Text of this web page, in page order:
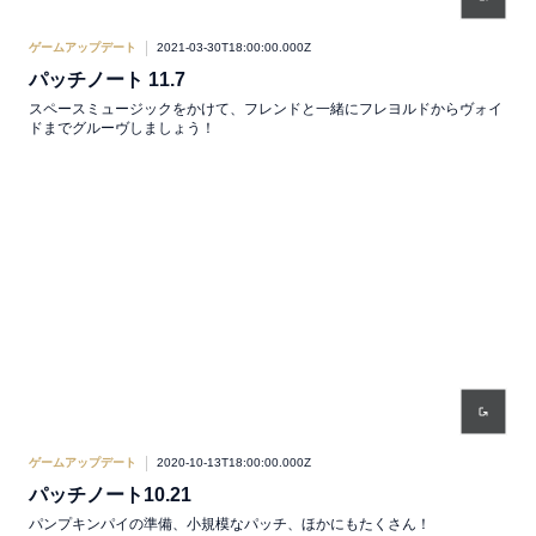
ゲームアップデート 2021-03-30T18:00:00.000Z
パッチノート 11.7
スペースミュージックをかけて、フレンドと一緒にフレヨルドからヴォイ
ドまでグルーヴしましょう！
ゲームアップデート 2020-10-13T18:00:00.000Z
パッチノート10.21
パンプキンパイの準備、小規模なパッチ、ほかにもたくさん！